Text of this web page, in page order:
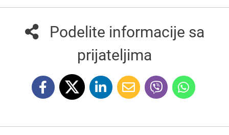
Podelite informacije sa
prijateljima